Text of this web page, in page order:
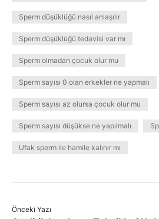
Sperm düşüklüğü nasıl anlaşılır
Sperm düşüklüğü tedavisi var mı
Sperm olmadan çocuk olur mu
Sperm sayısı 0 olan erkekler ne yapmalı
Sperm sayısı az olursa çocuk olur mu
Sperm sayısı düşükse ne yapılmalı
Ufak sperm ile hamile kalınır mı
Önceki Yazı